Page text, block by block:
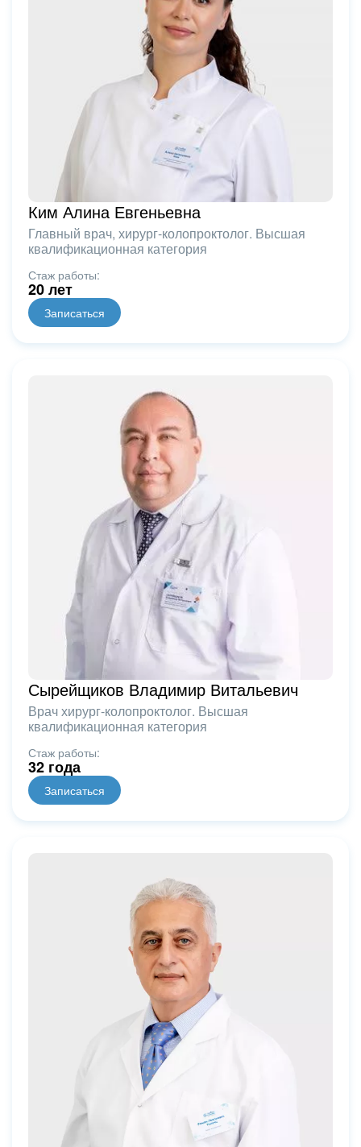
Ким Алина Евгеньевна
Главный врач, хирург-колопроктолог. Высшая
квалификационная категория
Стаж работы:
20 лет
Записаться
Сырейщиков Владимир Витальевич
Врач хирург-колопроктолог. Высшая
квалификационная категория
Стаж работы:
32 года
Записаться